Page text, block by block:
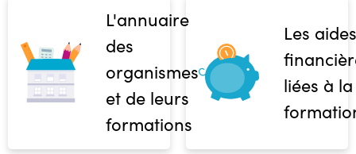
L'annuaire
des
organismes
et de leurs
formations
Les aides
liées à la